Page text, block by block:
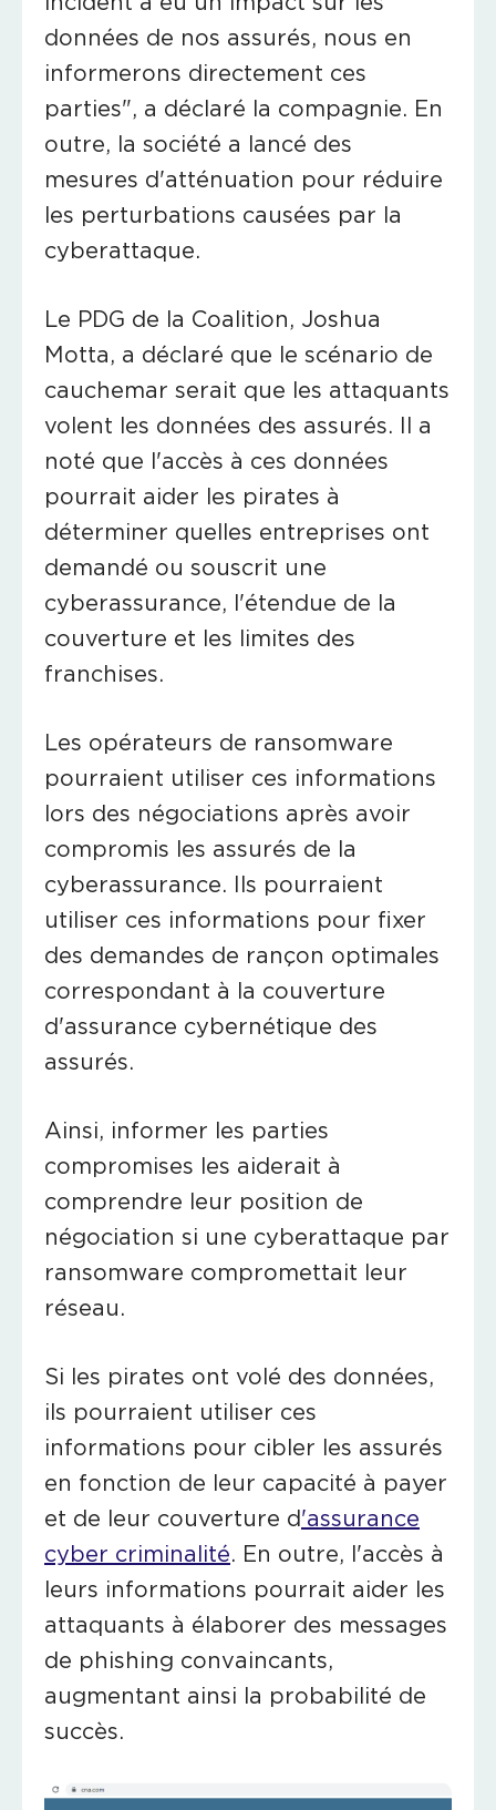
données de nos assurés, nous en
informerons directement ces
parties", a déclaré la compagnie. En
outre, la société a lancé des
mesures d'atténuation pour réduire
les perturbations causées par la
cyberattaque.
Le PDG de la Coalition, Joshua
Motta, a déclaré que le scénario de
cauchemar serait que les attaquants
volent les données des assurés. Il a
noté que l'accès à ces données
pourrait aider les pirates à
déterminer quelles entreprises ont
demandé ou souscrit une
cyberassurance, l'étendue de la
couverture et les limites des
franchises.
Les opérateurs de ransomware
pourraient utiliser ces informations
lors des négociations après avoir
compromis les assurés de la
cyberassurance. Ils pourraient
utiliser ces informations pour fixer
des demandes de rançon optimales
correspondant à la couverture
d'assurance cybernétique des
assurés.
Ainsi, informer les parties
compromises les aiderait à
comprendre leur position de
négociation si une cyberattaque par
ransomware compromettait leur
réseau.
Si les pirates ont volé des données,
ils pourraient utiliser ces
informations pour cibler les assurés
en fonction de leur capacité à payer
et de leur couverture d'assurance
cyber criminalité. En outre, l'accès à
leurs informations pourrait aider les
attaquants à élaborer des messages
de phishing convaincants,
augmentant ainsi la probabilité de
succès.